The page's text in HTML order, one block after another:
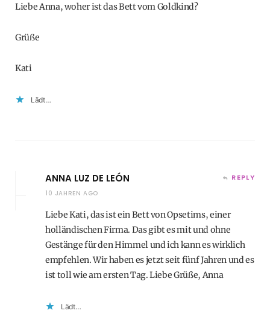
Liebe Anna, woher ist das Bett vom Goldkind?
Grüße
Kati
Lädt…
ANNA LUZ DE LEÓN
10 JAHREN AGO
REPLY
Liebe Kati, das ist ein Bett von Opsetims, einer
holländischen Firma. Das gibt es mit und ohne
Gestänge für den Himmel und ich kann es wirklich
empfehlen. Wir haben es jetzt seit fünf Jahren und es
ist toll wie am ersten Tag. Liebe Grüße, Anna
Lädt…